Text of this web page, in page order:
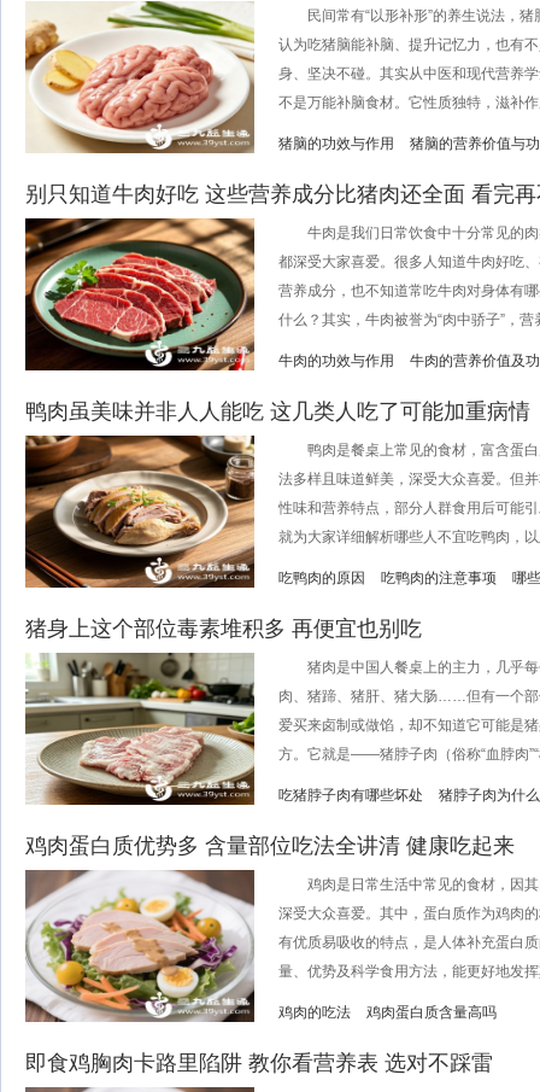
民间常有“以形补形”的养生说法，猪
认为吃猪脑能补脑、提升记忆力，也有
身、坚决不碰。其实从中医和现代营养
不是万能补脑食材。它性质独特，滋补
猪脑的功效与作用 猪脑的营养价值与
别只知道牛肉好吃 这些营养成分比猪肉还全面 看完
牛肉是我们日常饮食中十分常见的肉
都深受大家喜爱。很多人知道牛肉好吃
营养成分，也不知道常吃牛肉对身体有
什么？其实，牛肉被誉为“肉中骄子”，营
牛肉的功效与作用 牛肉的营养价值及
鸭肉虽美味并非人人能吃 这几类人吃了可能加重病情
鸭肉是餐桌上常见的食材，富含蛋白
法多样且味道鲜美，深受大众喜爱。但
性味和营养特点，部分人群食用后可能
就为大家详细解析哪些人不宜吃鸭肉，
吃鸭肉的原因 吃鸭肉的注意事项 哪
猪身上这个部位毒素堆积多 再便宜也别吃
猪肉是中国人餐桌上的主力，几乎每
肉、猪蹄、猪肝、猪大肠……但有一个
爱买来卤制或做馅，却不知道它可能是
方。它就是——猪脖子肉（俗称“血脖肉
吃猪脖子肉有哪些坏处 猪脖子肉为什
鸡肉蛋白质优势多 含量部位吃法全讲清 健康吃起来
鸡肉是日常生活中常见的食材，因其
深受大众喜爱。其中，蛋白质作为鸡肉
有优质易吸收的特点，是人体补充蛋白
量、优势及科学食用方法，能更好地发
鸡肉的吃法 鸡肉蛋白质含量高吗
即食鸡胸肉卡路里陷阱 教你看营养表 选对不踩雷